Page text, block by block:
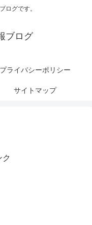
ログです。
ブログ
プライバシーポリシー
サイトマップ